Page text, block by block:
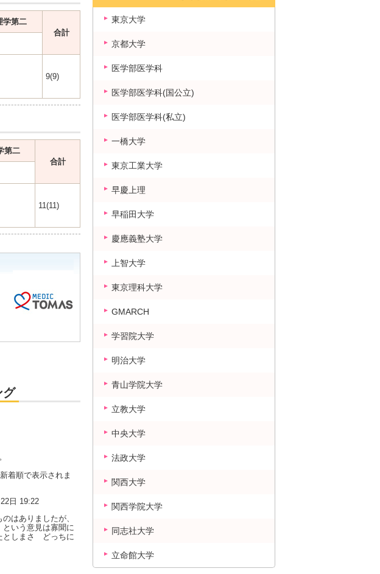
学第二
合計
9(9)
第二
合計
11(11)
グ
着順で表示されま
日 19:22
はありましたが、
いう意見は寡聞に
としまさ どっちに
東京大学
京都大学
医学部医学科
医学部医学科(国公立)
医学部医学科(私立)
一橋大学
東京工業大学
早慶上理
早稲田大学
慶應義塾大学
上智大学
東京理科大学
GMARCH
学習院大学
明治大学
青山学院大学
立教大学
中央大学
法政大学
関西大学
関西学院大学
同志社大学
立命館大学